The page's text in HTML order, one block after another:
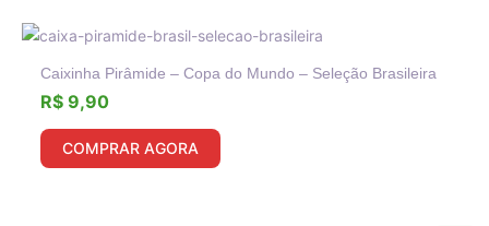
Caixinha Pirâmide – Copa do Mundo – Seleção Brasileira
R$9,90
COMPRAR AGORA